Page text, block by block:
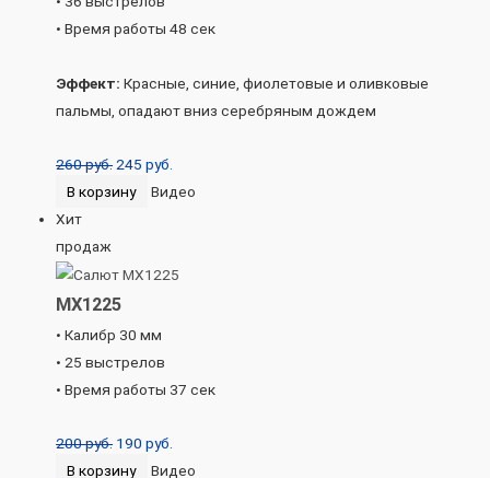
• Время работы 48 сек
Эффект: Красные, синие, фиолетовые и оливковые
пальмы, опадают вниз серебряным дождем
260руб.245руб.
В корзину
Видео
Хит
продаж
MX1225
• Калибр 30 мм
• 25 выстрелов
• Время работы 37 сек
200руб. 190руб.
В корзину
Видео